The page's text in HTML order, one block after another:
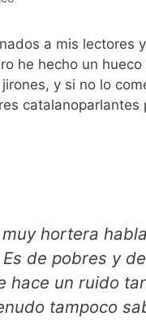
a mis lectores
he hecho un
y si no lo
hortera
de pobres y
hace un ruido
tampoco